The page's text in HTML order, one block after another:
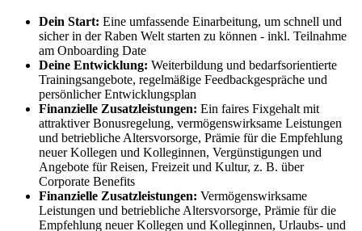
Dein Start: Eine umfassende Einarbeitung, um schnell und
sicher in der Raben Welt starten zu können - inkl. Teilnahme
am Onboarding Date
Deine Entwicklung: Weiterbildung und bedarfsorientierte
Trainingsangebote, regelmäßige Feedbackgespräche und
persönlicher Entwicklungsplan
Finanzielle Zusatzleistungen: Ein faires Fixgehalt mit
attraktiver Bonusregelung, vermögenswirksame Leistungen
und betriebliche Altersvorsorge, Prämie für die Empfehlung
neuer Kollegen und Kolleginnen, Vergünstigungen und
Angebote für Reisen, Freizeit und Kultur, z. B. über
Corporate Benefits
Finanzielle Zusatzleistungen: Vermögenswirksame
Leistungen und betriebliche Altersvorsorge, Prämie für die
Empfehlung neuer Kollegen und Kolleginnen, Urlaubs- und